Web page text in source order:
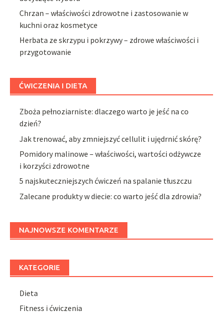
Chrzan – właściwości zdrowotne i zastosowanie w
kuchni oraz kosmetyce
Herbata ze skrzypu i pokrzywy – zdrowe właściwości i
przygotowanie
ĆWICZENIA I DIETA
Zboża pełnoziarniste: dlaczego warto je jeść na co
dzień?
Jak trenować, aby zmniejszyć cellulit i ujędrnić skórę?
Pomidory malinowe – właściwości, wartości odżywcze
i korzyści zdrowotne
5 najskuteczniejszych ćwiczeń na spalanie tłuszczu
Zalecane produkty w diecie: co warto jeść dla zdrowia?
NAJNOWSZE KOMENTARZE
KATEGORIE
Dieta
Fitness i ćwiczenia